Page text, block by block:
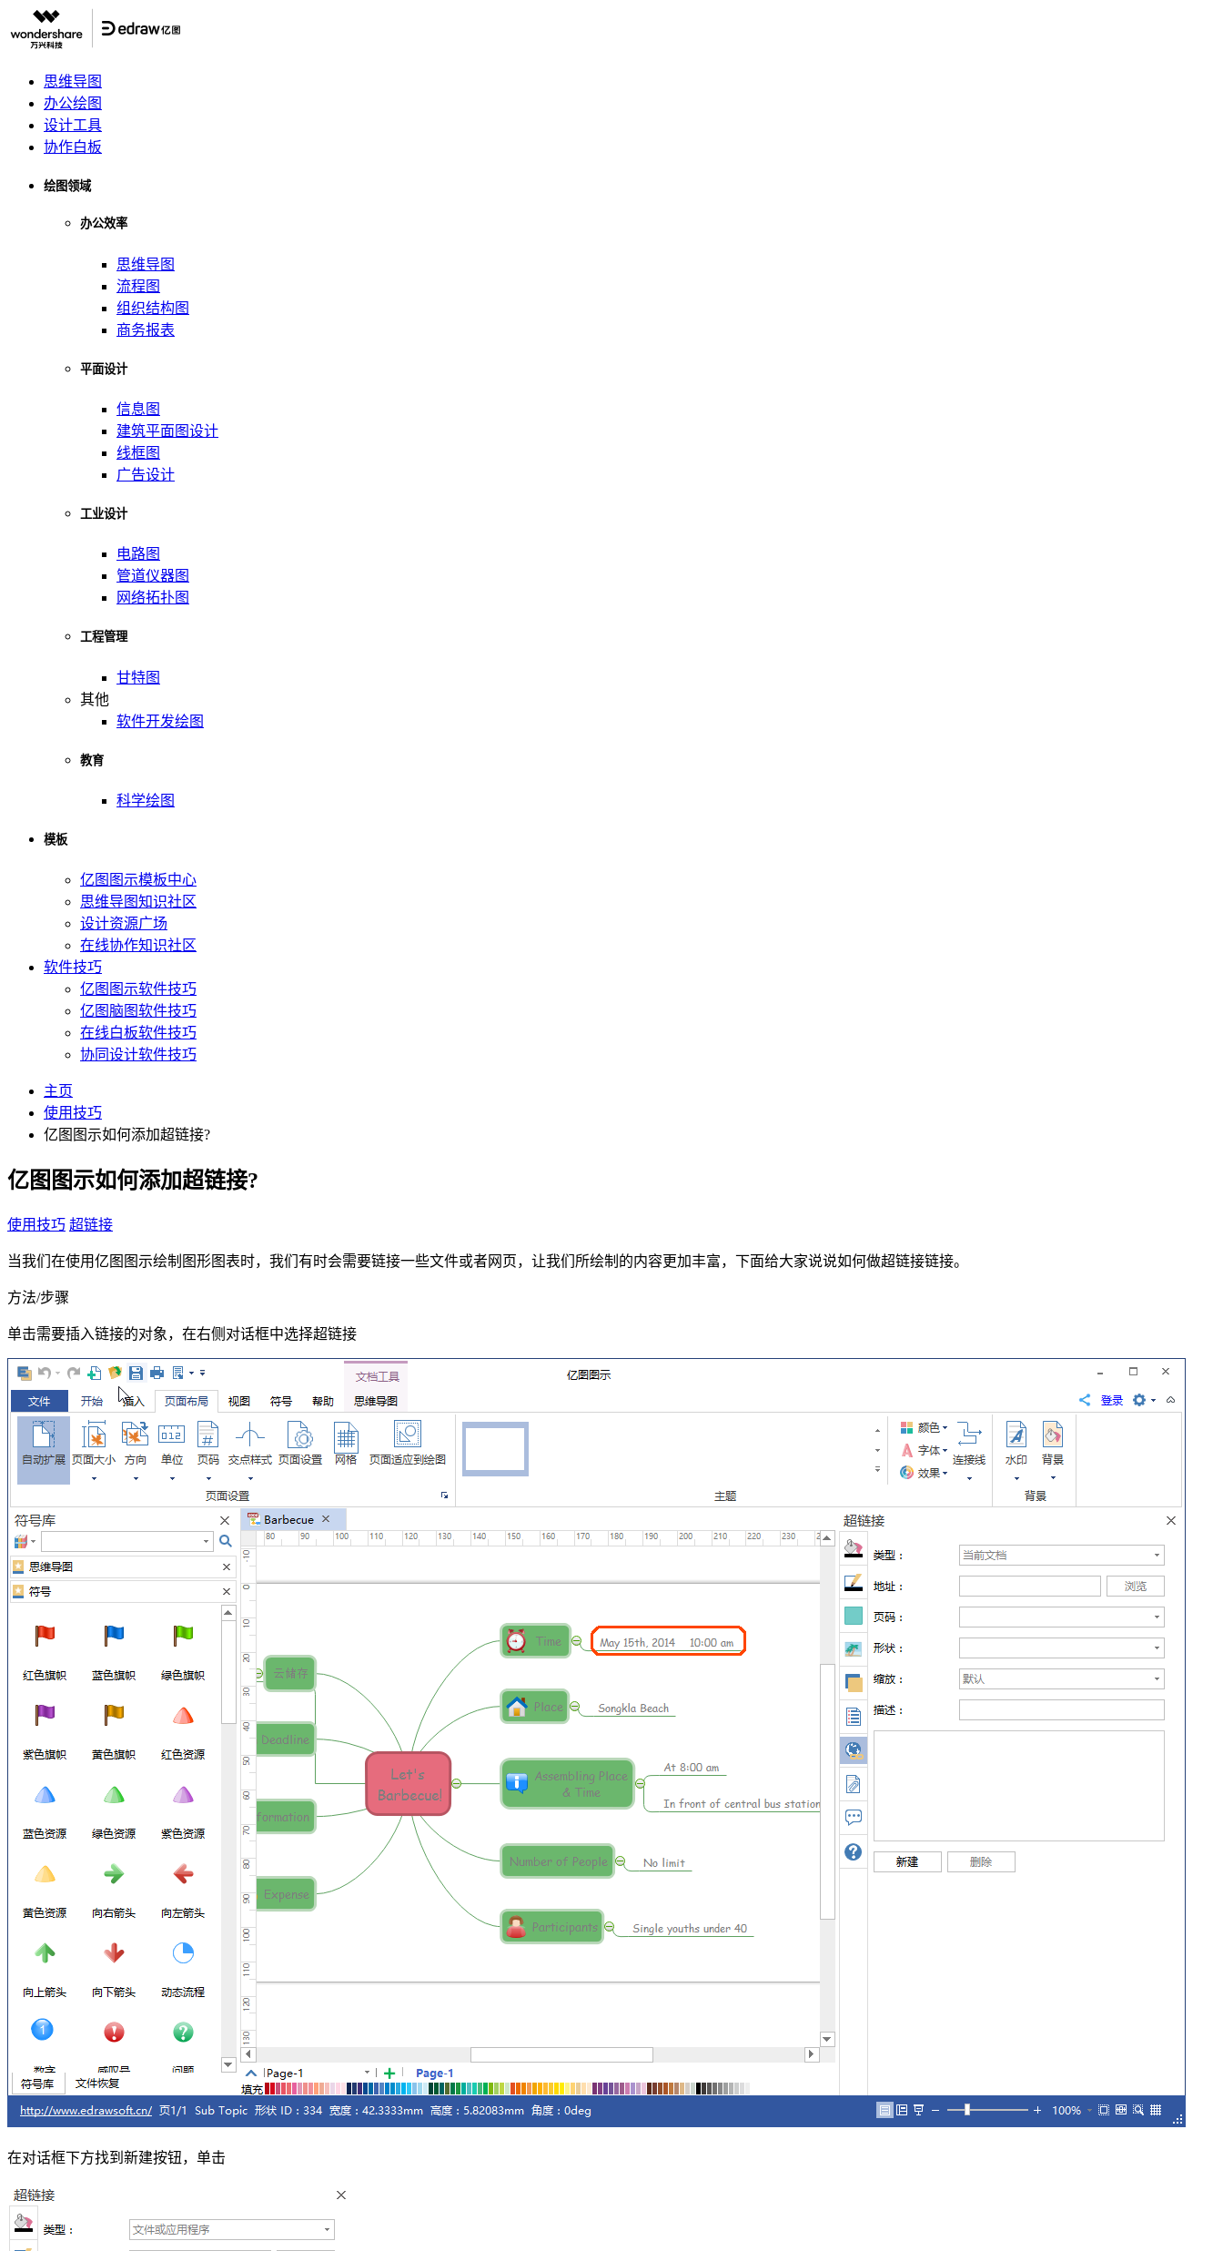
思维导图
办公绘图
设计工具
协作白板
绘图领域
办公效率
思维导图
流程图
组织结构图
商务报表
平面设计
信息图
建筑平面图设计
线框图
广告设计
工业设计
电路图
管道仪器图
网络拓扑图
工程管理
甘特图
其他
软件开发绘图
教育
科学绘图
模板
亿图图示模板中心
思维导图知识社区
设计资源广场
在线协作知识社区
软件技巧
亿图图示软件技巧
亿图脑图软件技巧
在线白板软件技巧
协同设计软件技巧
主页
使用技巧
亿图图示如何添加超链接?
亿图图示如何添加超链接?
使用技巧 超链接
当我们在使用亿图图示绘制图形图表时，我们有时会需要链接一些文件或者网页，让我们所绘制的内容更加丰富，下面给大家说说如何做超链接链接。
方法/步骤
单击需要插入链接的对象，在右侧对话框中选择超链接
在对话框下方找到新建按钮，单击